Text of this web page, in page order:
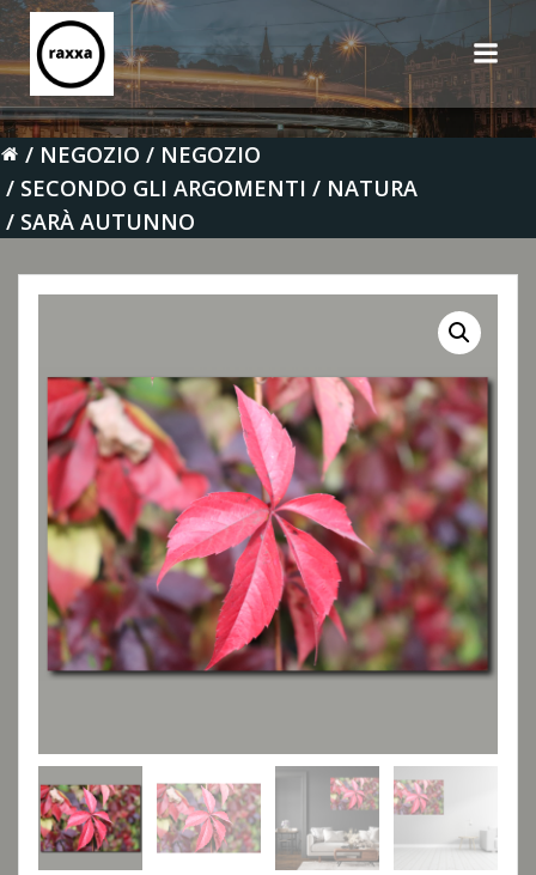
Vai
al
contenuto
NEGOZIO
NEGOZIO
SECONDO GLI ARGOMENTI
NATURA
SARÀ AUTUNNO